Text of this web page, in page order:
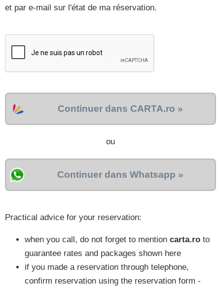
et par e-mail sur l'état de ma réservation.
Continuer dans CARTA.ro »
ou
Continuer dans Whatsapp »
Practical advice for your reservation:
when you call, do not forget to mention carta.ro to
guarantee rates and packages shown here
if you made a reservation through telephone,
confirm reservation using the reservation form -